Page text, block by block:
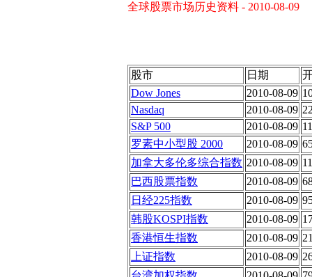
全球股票市场历史资料 - 2010-08-09
股市 日期
Dow Jones
2010-08-09
Nasdaq
2010-08-09
S&P 500
2010-08-09
罗素中小型股 2000
2010-08-09
加拿大多伦多综合指数 2010-08-09
巴西股票指数
2010-08-09
日经225指数
2010-08-09
韩股KOSPI指数
2010-08-09
香港恒生指数
2010-08-09
上证指数
2010-08-09